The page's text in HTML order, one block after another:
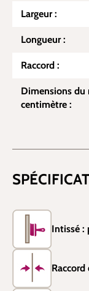
Largeur :
Longueur :
Raccord :
Dimensions du
centimètre :
Intissé :